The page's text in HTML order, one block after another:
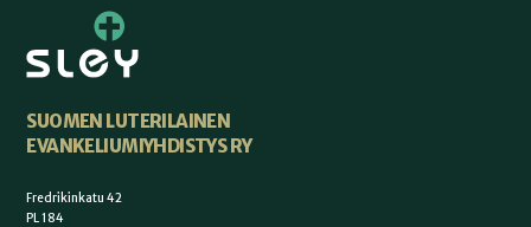
SUOMEN LUTERILAINEN
EVANKELIUMIYHDISTYS RY
Fredrikinkatu 42
PL 184